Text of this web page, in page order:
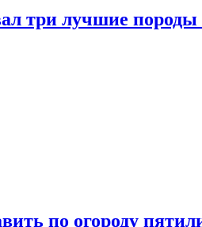
три лучшие породы
по огороду